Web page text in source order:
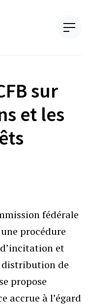
sur
et les
fédérale
procédure
et
distribution de
propose
accrue à l’égard